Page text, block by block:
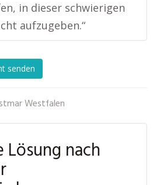
in dieser schwierigen
aufzugeben.“
senden
Westfalen
Lösung nach